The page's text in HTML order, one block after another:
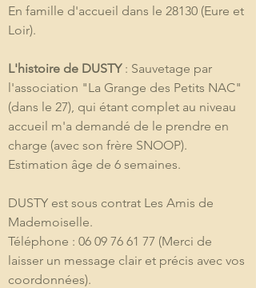
En famille d'accueil dans le 28130 (Eure et
Loir).
L'histoire de DUSTY : Sauvetage par
l'association "La Grange des Petits NAC"
(dans le 27), qui étant complet au niveau
accueil m'a demandé de le prendre en
charge (avec son frère SNOOP).
Estimation âge de 6 semaines.
DUSTY est sous contrat Les Amis de
Mademoiselle.
Téléphone : 06 09 76 61 77 (Merci de
laisser un message clair et précis avec vos
coordonnées).